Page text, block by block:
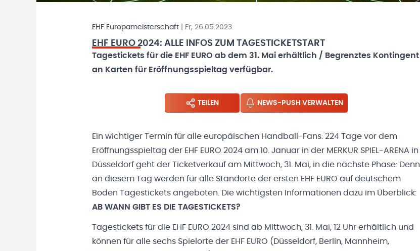
EHF Europameisterschaft Fr, 26.05.2023
EHF EURO 2024: ALLE INFOS ZUM TAGESTICKETSTART
Tagestickets für die EHF EURO ab dem 31. Mai erhältlich / Begrenztes Kontingent
an Karten für Eröffnungsspieltag verfügbar.
TEILEN NEWS-PUSH VERWALTEN
Ein wichtiger Termin für alle europäischen Handball-Fans: 224 Tage vor dem
Eröffnungsspieltag der EHF EURO 2024 am 10. Januar in der MERKUR SPIEL-ARENA in
Düsseldorf geht der Ticketverkauf am Mittwoch, 31. Mai, in die nächste Phase: Denn
an diesem Tag werden für alle Standorte der ersten EHF EURO auf deutschem
Boden Tagestickets angeboten. Die wichtigsten Informationen dazu im Überblick:
AB WANN GIBT ES DIE TAGESTICKETS?
Tagestickets für die EHF EURO 2024 sind ab Mittwoch, 31. Mai, 12 Uhr erhältlich und
können für alle sechs Spielorte der EHF EURO (Düsseldorf, Berlin, Mannheim,